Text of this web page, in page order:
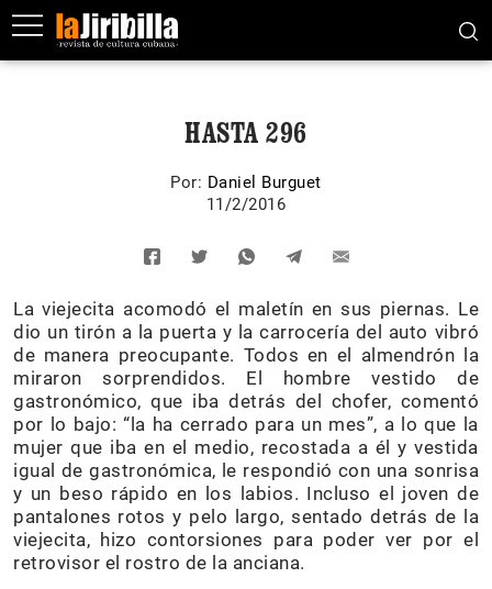
HASTA 296
Por: Daniel Burguet
11/2/2016
La viejecita acomodó el maletín en sus piernas. Le
dio un tirón a la puerta y la carrocería del auto vibró
de manera preocupante. Todos en el almendrón la
miraron sorprendidos. El hombre vestido de
gastronómico, que iba detrás del chofer, comentó
por lo bajo: “la ha cerrado para un mes”, a lo que la
mujer que iba en el medio, recostada a él y vestida
igual de gastronómica, le respondió con una sonrisa
y un beso rápido en los labios. Incluso el joven de
pantalones rotos y pelo largo, sentado detrás de la
viejecita, hizo contorsiones para poder ver por el
retrovisor el rostro de la anciana.